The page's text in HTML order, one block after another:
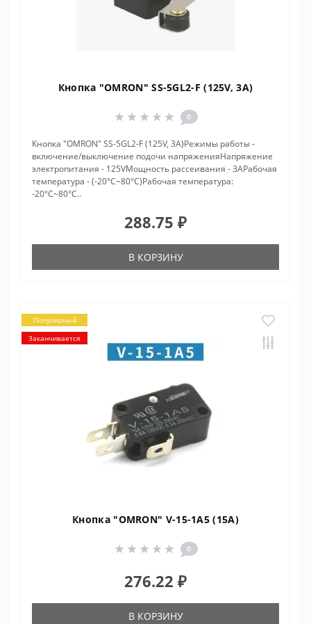
Кнопка "OMRON" SS-5GL2-F (125V, 3A)
0
Кнопка "OMRON" SS-5GL2-F (125V, 3A)Режимы работы -
включение/выключение подочи напряженияНапряжение
электропитания - 125VМощность рассеивания - 3AРабочая
температура - (-20°C~80°C)Рабочая температура:
-20°C~80°C..
288.75 ₽
В КОРЗИНУ
Популярный
Заканчивается
Кнопка "OMRON" V-15-1A5 (15A)
0
276.22 ₽
В КОРЗИНУ